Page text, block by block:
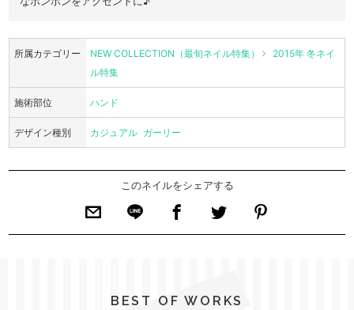
所属カテゴリー NEW COLLECTION（最旬ネイル特集）
2015年 冬ネイ
ル特集
施術部位 ハンド
デザイン種別 カジュアル ガーリー
このネイルをシェアする
BEST OF WORKS